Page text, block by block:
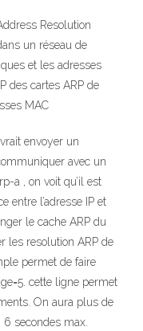
Resolution
un réseau de
et les adresses
des cartes ARP de
MAC
envoyer un
avec un
a , on voit qu’il est
entre l’adresse IP et
le cache ARP du
les resolution ARP de
permet de faire
cette ligne permet
On aura plus de
secondes max.